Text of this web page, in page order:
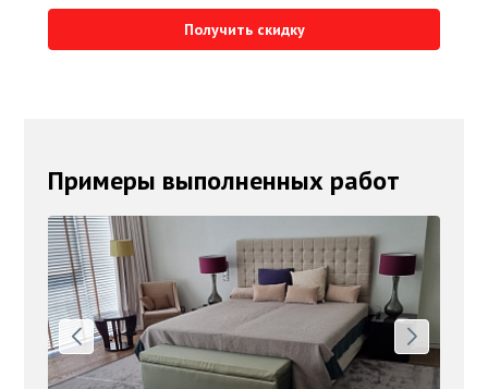
Получить скидку
Примеры выполненных работ